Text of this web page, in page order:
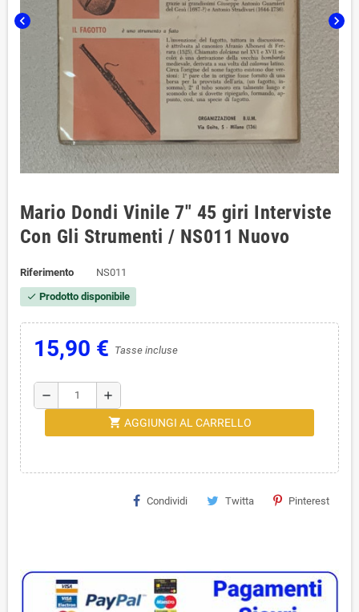
chevron_left chevron_right
Mario Dondi Vinile 7" 45 giri Interviste
Con Gli Strumenti / NS011 Nuovo
Riferimento NS011
check Prodotto disponibile
15,90 € Tasse incluse
remove add
shopping_cart AGGIUNGI AL CARRELLO
Condividi Twitta Pinterest